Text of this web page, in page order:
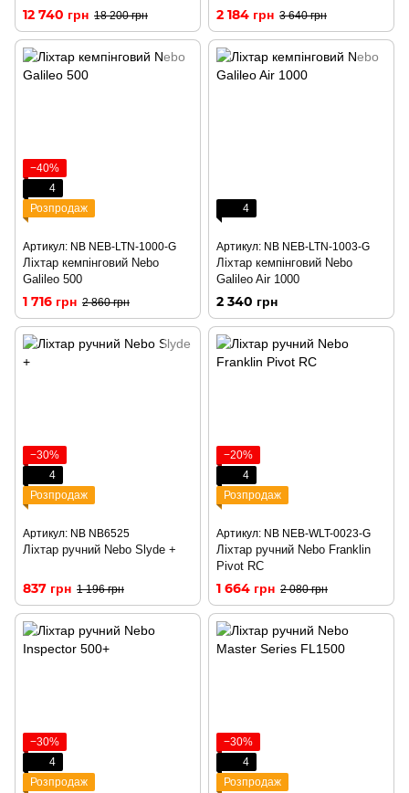
12 740 грн 18 200 грн 2 184 грн 3 640 грн
−40%
4
Розпродаж
Артикул: NB NEB-LTN-1000-G
Ліхтар кемпінговий Nebo
Galileo 500
1 716 грн 2 860 грн
4
Артикул: NB NEB-LTN-1003-G
Ліхтар кемпінговий Nebo
Galileo Air 1000
2 340 грн
−30%
4
Розпродаж
Артикул: NB NB6525
Ліхтар ручний Nebo Slyde +
837 грн 1 196 грн
−20%
4
Розпродаж
Артикул: NB NEB-WLT-0023-G
Ліхтар ручний Nebo Franklin
Pivot RC
1 664 грн 2 080 грн
−30%
4
Розпродаж
−30%
4
Розпродаж